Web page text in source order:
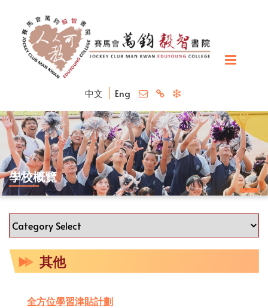
中文 Eng
學校概覽
其他
全方位學習津貼計劃